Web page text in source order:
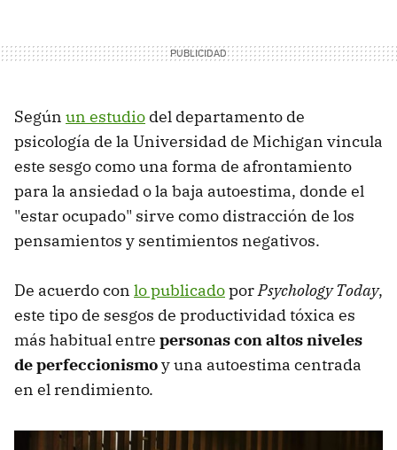
Según un estudio del departamento de
psicología de la Universidad de Michigan vincula
este sesgo como una forma de afrontamiento
para la ansiedad o la baja autoestima, donde el
"estar ocupado" sirve como distracción de los
pensamientos y sentimientos negativos.
De acuerdo con lo publicadoporPsychology Today,
este tipo de sesgos de productividad tóxica es
más habitual entre personas con altos niveles
de perfeccionismoy una autoestima centrada
en el rendimiento.